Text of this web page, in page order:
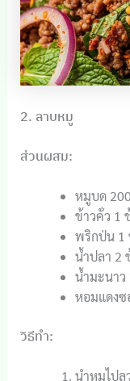
2. ลาบหมู
ส่วนผสม:
หมูบด
ข้าวคั่ว 1
พริกป่น 1
น้ำปลา 2
น้ำมะนาว
หอมแดงซ
วิธีทำ:
นำหมูไปล